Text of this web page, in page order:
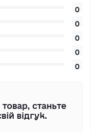
0
0
0
0
0
станьте
відгук.